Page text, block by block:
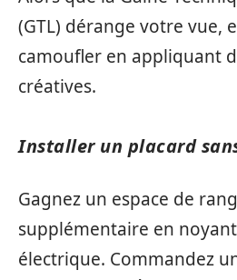
(GTL) dérange votre vue,
camoufler en appliquant
créatives.
Installer un placard
Gagnez un espace de
supplémentaire en
électrique. Commandez